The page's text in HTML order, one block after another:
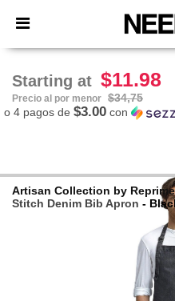
× App de Needen
¡Mejores precios en app!
Starting at $11.98
Precio al por menor $34,75
o 4 pagos de $3.00 con
Artisan Collection by Reprime
Stitch Denim Bib Apron -